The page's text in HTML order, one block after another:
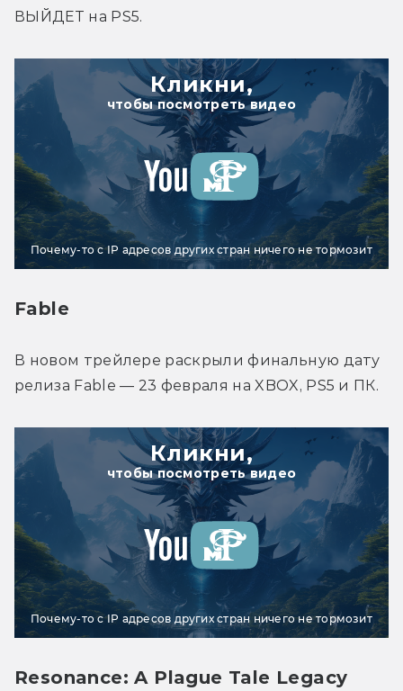
ВЫЙДЕТ на PS5.
Кликни,
чтобы посмотреть видео
Почему-то с IP адресов других стран ничего не тормозит
Fable
В новом трейлере раскрыли финальную дату
релиза Fable — 23 февраля на XBOX, PS5 и ПК.
Кликни,
чтобы посмотреть видео
Почему-то с IP адресов других стран ничего не тормозит
Resonance: A Plague Tale Legacy